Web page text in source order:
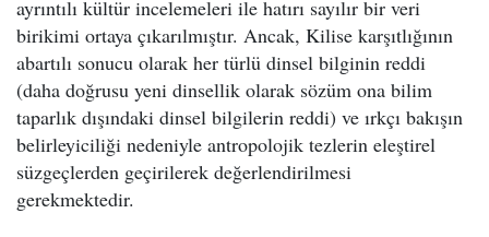
ayrıntılı kültür incelemeleri ile hatırı sayılır bir veri
birikimi ortaya çıkarılmıştır. Ancak, Kilise karşıtlığının
abartılı sonucu olarak her türlü dinsel bilginin reddi
(daha doğrusu yeni dinsellik olarak sözüm ona bilim
taparlık dışındaki dinsel bilgilerin reddi) ve ırkçı bakışın
belirleyiciliği nedeniyle antropolojik tezlerin eleştirel
süzgeçlerden geçirilerek değerlendirilmesi
gerekmektedir.